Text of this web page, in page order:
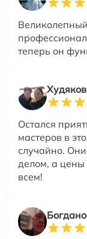
теперь он
Остался
мастеров в
случайно.
делом, а
всем!